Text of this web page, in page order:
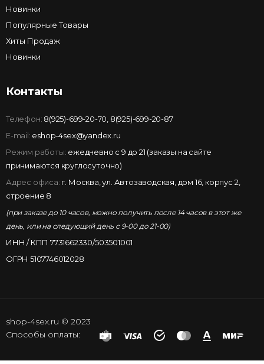
Новинки
Популярные Товары
Хиты Продаж
Новинки
Контакты
Телефон: 8(925)-699-20-70 8(925)-699-20-87
E-mail: eshop-4sex@yandex.ru
Режим работы: ежедневно с 9 до 21 (заказы на сайте
принимаются круглосуточно)
Адрес офиса: г. Москва, ул. Автозаводская, дом 16, корпус 2,
строение 8
(при заказе до 10 часов, можно получить после 14 часов в этот же
день, или на следующий день с 9-00 до 21-00)
ИНН / КПП 7731662330/503501001
ОГРН 5107746012028
shop-4sex.ru © 2023
Способы оплаты: